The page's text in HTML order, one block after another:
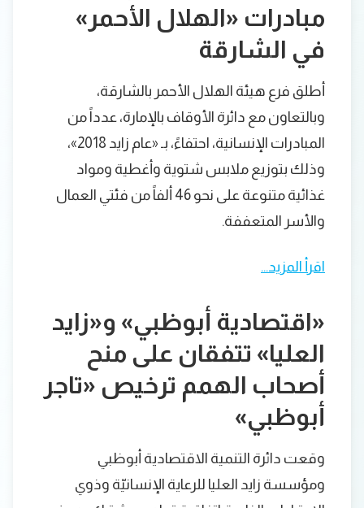
مبادرات «الهلال الأحمر»
في الشارقة
أطلق فرع هيئة الهلال الأحمر بالشارقة،
وبالتعاون مع دائرة الأوقاف بالإمارة، عدداً من
المبادرات الإنسانية، احتفاءً، بـ «عام زايد 2018»،
وذلك بتوزيع ملابس شتوية وأغطية ومواد
غذائية متنوعة على نحو 46 ألفاً من فئتي العمال
والأسر المتعففة.
اقرأ المزيد…
«اقتصادية أبوظبي» و«زايد
العليا» تتفقان على منح
أصحاب الهمم ترخيص «تاجر
أبوظبي»
وقعت دائرة التنمية الاقتصادية أبوظبي
ومؤسسة زايد العليا للرعاية الإنسانيّة وذوي